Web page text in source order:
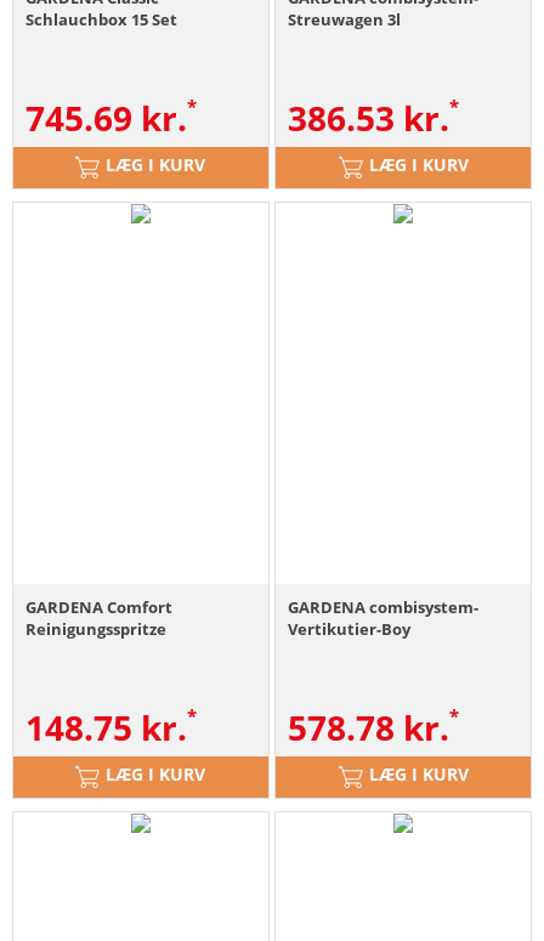
Schlauchbox 15 Set
745.69 kr.
LÆG I KURV
Streuwagen 3l
386.53 kr.
LÆG I KURV
GARDENA Comfort
Reinigungsspritze
148.75 kr.
LÆG I KURV
GARDENA combisystem-
Vertikutier-Boy
578.78 kr.
LÆG I KURV